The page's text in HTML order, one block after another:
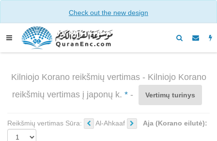
Check out the new design
Kilniojo Korano reikšmių vertimas - Kilniojo Korano
reikšmių vertimas į japonų k.* - Vertimų turinys
Reikšmių vertimas Sūra: Al-Ahkaaf Aja (Korano eilutė):